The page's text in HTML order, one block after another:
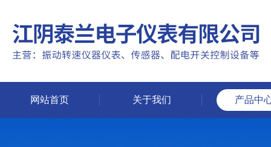
网站首页 关于我们 产品中